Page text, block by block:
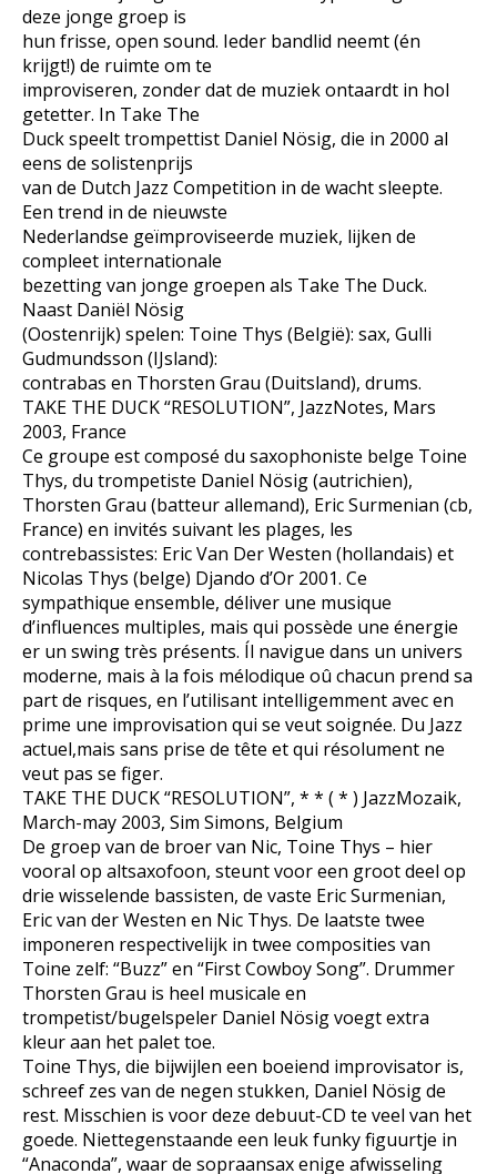
deze jonge groep is
hun frisse, open sound. Ieder bandlid neemt (én
krijgt!) de ruimte om te
improviseren, zonder dat de muziek ontaardt in hol
getetter. In Take The
Duck speelt trompettist Daniel Nösig, die in 2000 al
eens de solistenprijs
van de Dutch Jazz Competition in de wacht sleepte.
Een trend in de nieuwste
Nederlandse geïmproviseerde muziek, lijken de
compleet internationale
bezetting van jonge groepen als Take The Duck.
Naast Daniël Nösig
(Oostenrijk) spelen: Toine Thys (België): sax, Gulli
Gudmundsson (IJsland):
contrabas en Thorsten Grau (Duitsland), drums.
TAKE THE DUCK “RESOLUTION”, JazzNotes, Mars
2003, France
Ce groupe est composé du saxophoniste belge Toine
Thys, du trompetiste Daniel Nösig (autrichien),
Thorsten Grau (batteur allemand), Eric Surmenian (cb,
France) en invités suivant les plages, les
contrebassistes: Eric Van Der Westen (hollandais) et
Nicolas Thys (belge) Djando d’Or 2001. Ce
sympathique ensemble, déliver une musique
d’influences multiples, mais qui possède une énergie
er un swing très présents. Íl navigue dans un univers
moderne, mais à la fois mélodique oû chacun prend sa
part de risques, en l’utilisant intelligemment avec en
prime une improvisation qui se veut soignée. Du Jazz
actuel,mais sans prise de tête et qui résolument ne
veut pas se figer.
TAKE THE DUCK “RESOLUTION”, * * ( * ) JazzMozaik,
March-may 2003, Sim Simons, Belgium
De groep van de broer van Nic, Toine Thys – hier
vooral op altsaxofoon, steunt voor een groot deel op
drie wisselende bassisten, de vaste Eric Surmenian,
Eric van der Westen en Nic Thys. De laatste twee
imponeren respectivelijk in twee composities van
Toine zelf: “Buzz” en “First Cowboy Song”. Drummer
Thorsten Grau is heel musicale en
trompetist/bugelspeler Daniel Nösig voegt extra
kleur aan het palet toe.
Toine Thys, die bijwijlen een boeiend improvisator is,
schreef zes van de negen stukken, Daniel Nösig de
rest. Misschien is voor deze debuut-CD te veel van het
goede. Niettegenstaande een leuk funky figuurtje in
“Anaconda”, waar de sopraansax enige afwisseling